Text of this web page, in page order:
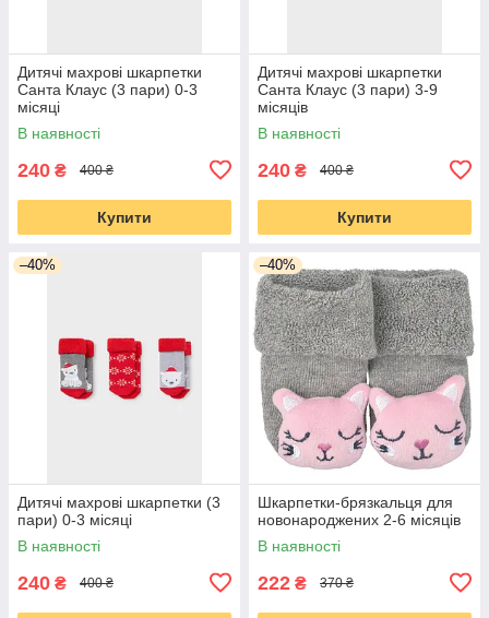
Дитячі махрові шкарпетки
Санта Клаус (3 пари) 0-3
місяці
В наявності
240 ₴ 400 ₴
Купити
Дитячі махрові шкарпетки
Санта Клаус (3 пари) 3-9
місяців
В наявності
240 ₴ 400 ₴
Купити
–40%
Дитячі махрові шкарпетки (3
пари) 0-3 місяці
В наявності
240 ₴ 400 ₴
–40%
Шкарпетки-брязкальця для
новонароджених 2-6 місяців
В наявності
222 ₴ 370 ₴